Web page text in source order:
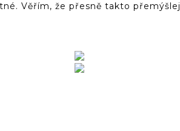
Věřím, že přesně takto